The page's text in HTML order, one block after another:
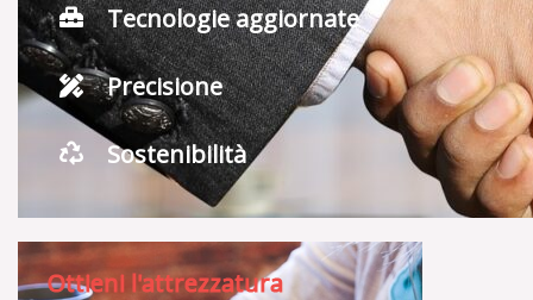
Tecnologie aggiornate
Precisione
Sostenibilità
Ottieni l'attrezzatura